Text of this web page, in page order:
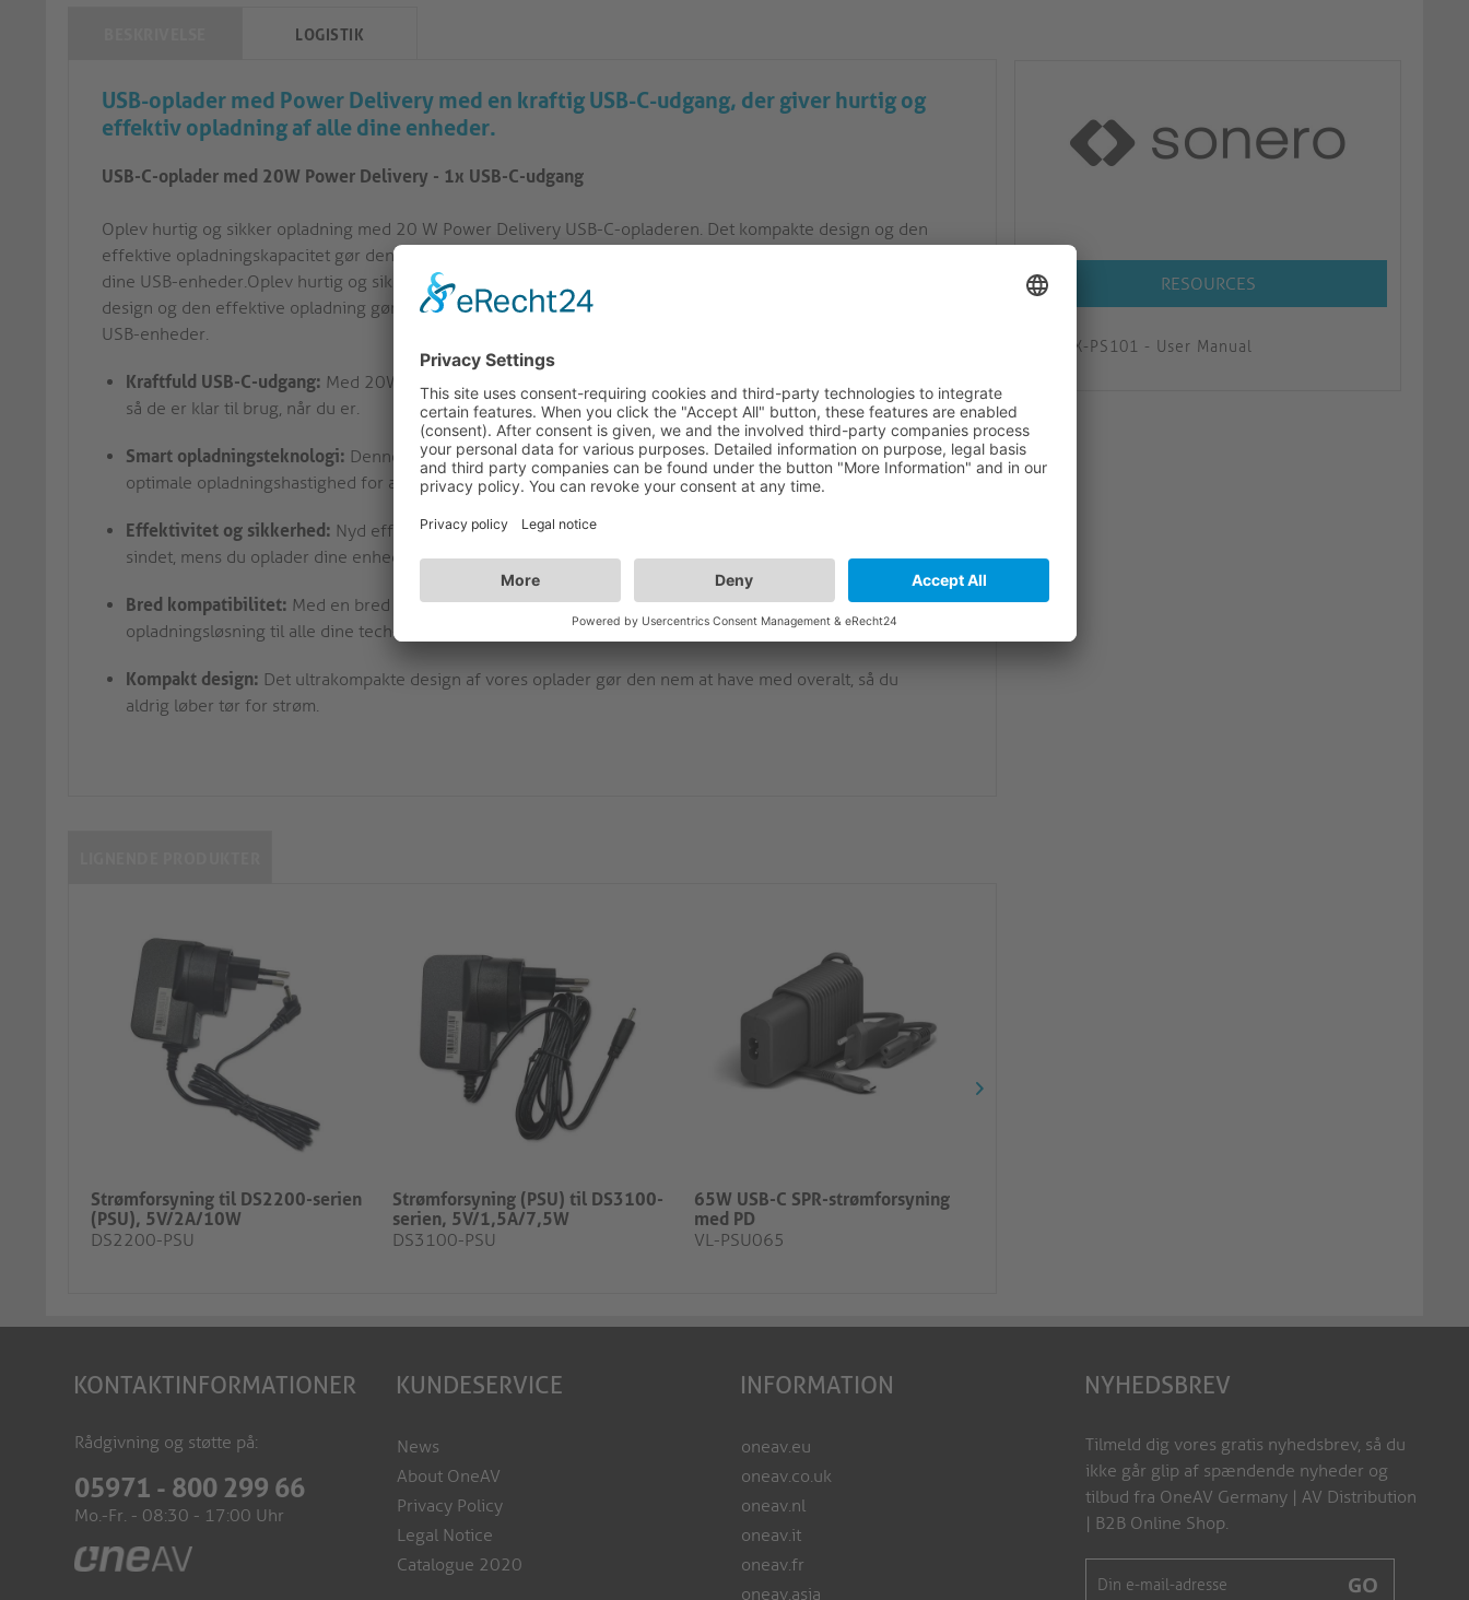
RESOURCES
X-PS101 - User Manual
LOGISTIK
USB-oplader med Power Delivery med en kraftig USB-C-udgang, der giver hurtig og
effektiv opladning af alle dine enheder.
USB-C-oplader med 20W Power Delivery - 1x USB-C-udgang
Oplev hurtig og sikker opladning med 20 W Power Delivery USB-C-opladeren. Det kompakte design og den
effektive opladningskapacitet gør den til en ideel ledsager til brug i hjemmet, på kontoret og på rejsen med alle
dine USB-enheder.Oplev hurtig og sikker opladning med 20 W Power Delivery USB-C-opladeren. Det kompakte
design og den effektive opladning gør den til en ideel ledsager til hjemmet, kontoret og rejser med alle dine
USB-enheder.
Kraftfuld USB-C-udgang: Med 20W Power Delivery giver vores oplader hurtig opladning til dine enheder,
så de er klar til brug, når du er.
Smart opladningsteknologi: Denne oplader har automatisk strømregistrering, hvilket garanterer den
optimale opladningshastighed for alle dine USB-kompatible enheder.
Effektivitet og sikkerhed: Nyd effektiv og sikker opladning med vores PD-oplader, der giver dig ro i
sindet, mens du oplader dine enheder.
Bred kompatibilitet: Med en bred vifte af USB-enhedskompatibilitet giver denne oplader en alsidig
opladningsløsning til alle dine tech-gadgets.
Kompakt design: Det ultrakompakte design af vores oplader gør den nem at have med overalt, så du
aldrig løber tør for strøm.
Strømforsyning til DS2200-serien
(PSU), 5V/2A/10W
DS2200-PSU
Strømforsyning (PSU) til DS3100-
serien, 5V/1,5A/7,5W
DS3100-PSU
65W USB-C SPR-strømforsyning
med PD
VL-PSU065
KONTAKTINFORMATIONER
Rådgivning og støtte på:
05971 - 800 299 66
Mo.-Fr. - 08:30 - 17:00 Uhr
KUNDESERVICE
News
About OneAV
Privacy Policy
Legal Notice
Catalogue 2020
INFORMATION
oneav.eu
oneav.co.uk
oneav.nl
oneav.it
oneav.fr
oneav.asia
NYHEDSBREV
Tilmeld dig vores gratis nyhedsbrev, så du
ikke går glip af spændende nyheder og
tilbud fra OneAV Germany | AV Distribution
| B2B Online Shop.